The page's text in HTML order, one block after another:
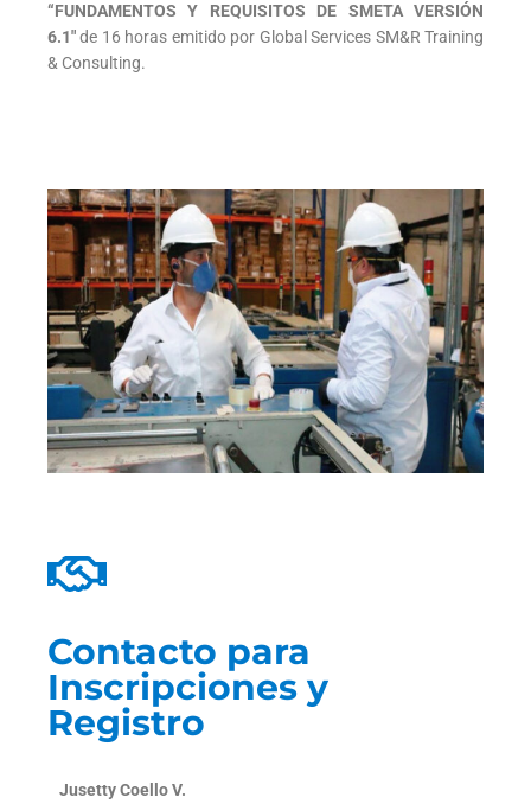
“FUNDAMENTOS Y REQUISITOS DE SMETA VERSIÓN
6.1″de 16 horas emitido por Global Services SM&R Training
& Consulting.
Contacto para
Inscripciones y
Registro
Jusetty Coello V.